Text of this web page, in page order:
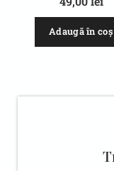
Adaugă în coș